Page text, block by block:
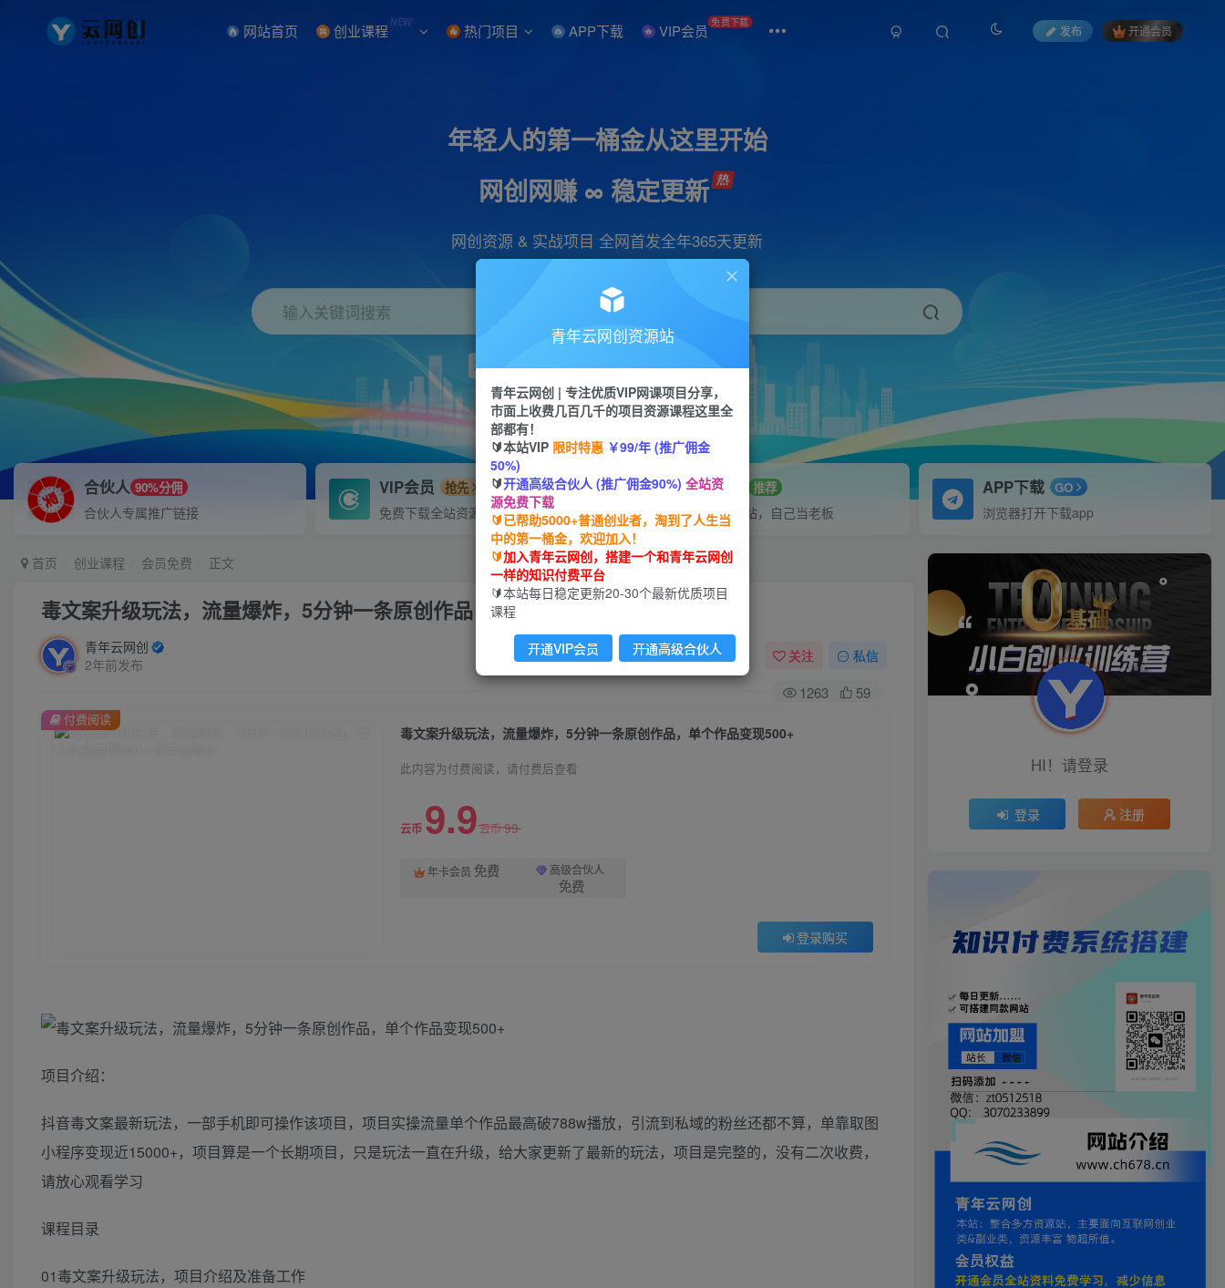
网站首页 创业课程 NEW 热门项目 APP下载 VIP会员 免费下载
发布 开通会员
年轻人的第一桶金从这里开始
网创网赚 ∞ 稳定更新
网创资源 & 实战项目 全网首发全年365天更新
输入关键词搜索
项目 引流 抖音 短视频 剪辑 视频号
合伙人 90%分佣
合伙人专属推广链接
VIP会员 抢先
免费下载全站资源
招募站长 推荐
搭建同款网站，自己当老板
APP下载 GO
浏览器打开下载app
首页 创业课程 会员免费 正文
毒文案升级玩法，流量爆炸，5分钟一条原创作品，单个作品变现500+
青年云网创
2年前发布
关注 私信
1263 59
毒文案升级玩法，流量爆炸，5分钟一条原创作品，单个作品变现500+
此内容为付费阅读，请付费后查看
云币 9.9云币99
年卡会员 免费 高级合伙人
免费
登录购买
付费阅读
项目介绍：
抖音毒文案最新玩法，一部手机即可操作该项目，项目实操流量单个作品最高破788w播放，引流到私域的粉丝还都不算，单靠取图
小程序变现近15000+，项目算是一个长期项目，只是玩法一直在升级，给大家更新了最新的玩法，项目是完整的，没有二次收费，
请放心观看学习
课程目录
01毒文案升级玩法，项目介绍及准备工作
HI！请登录
登录 注册
青年云网创资源站
青年云网创 | 专注优质VIP网课项目分享，
市面上收费几百几千的项目资源课程这里全
部都有！
🔰本站VIP 限时特惠 ￥99/年 (推广佣金
50%)
🔰开通高级合伙人 (推广佣金90%) 全站资
源免费下载
🔰已帮助5000+普通创业者，淘到了人生当
中的第一桶金，欢迎加入！
🔰加入青年云网创，搭建一个和青年云网创
一样的知识付费平台
🔰本站每日稳定更新20-30个最新优质项目
课程
开通VIP会员 开通高级合伙人